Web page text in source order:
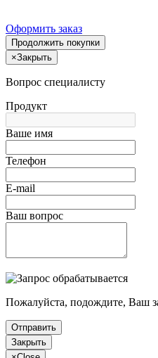
Оформить заказ
Продолжить покупки
×Закрыть
Вопрос специалисту
Продукт
Ваше имя
Телефон
E-mail
Ваш вопрос
Пожалуйста, подождите, Ваш
Отправить
Закрыть